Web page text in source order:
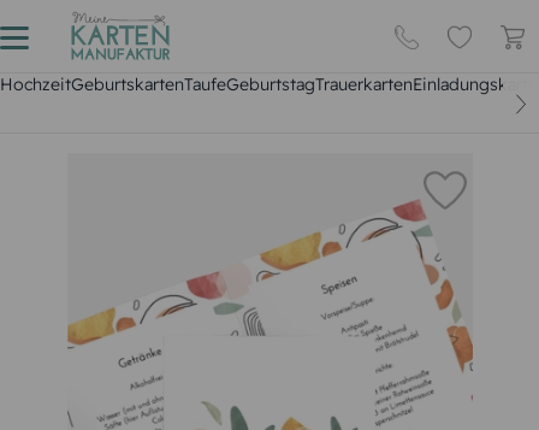
HochzeitGeburtskartenTaufeGeburtstagTrauerkarten